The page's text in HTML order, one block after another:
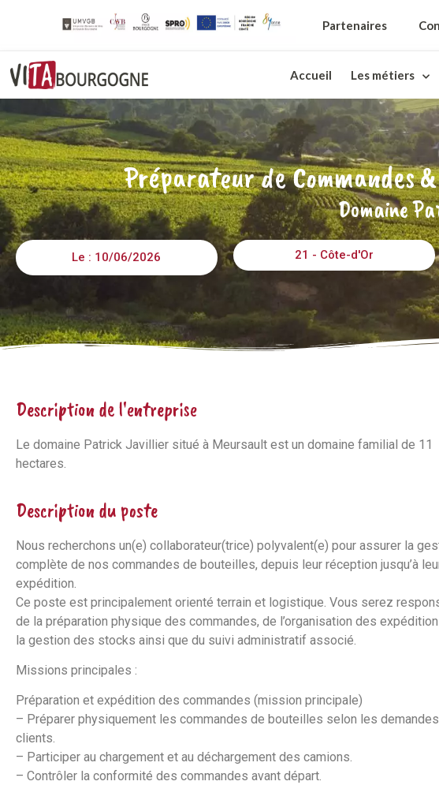
Partenaires
Accueil Les métiers
Préparateur de Commandes
Domaine
Le : 10/06/2026 21 - Côte-d'Or
Description de l'entreprise
Le domaine Patrick Javillier situé à Meursault est un domaine familial de 11
hectares.
Description du poste
Nous recherchons un(e) collaborateur(trice) polyvalent(e) pour assurer la
complète de nos commandes de bouteilles, depuis leur réception jusqu’à
expédition.
Ce poste est principalement orienté terrain et logistique. Vous serez
de la préparation physique des commandes, de l’organisation des
la gestion des stocks ainsi que du suivi administratif associé.
Missions principales :
Préparation et expédition des commandes (mission principale)
– Préparer physiquement les commandes de bouteilles selon les demandes
clients.
– Participer au chargement et au déchargement des camions.
– Contrôler la conformité des commandes avant départ.